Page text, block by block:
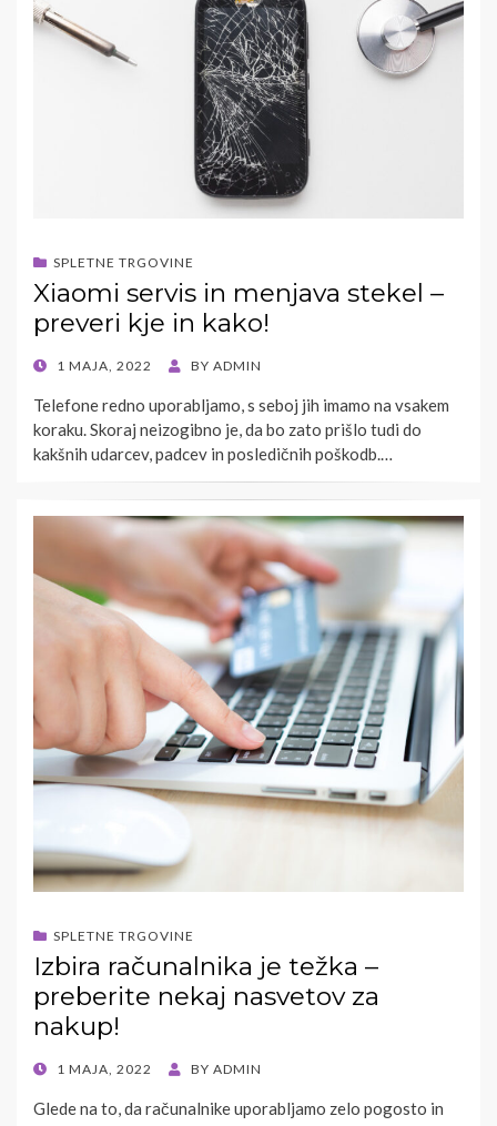
SPLETNE TRGOVINE
Xiaomi servis in menjava stekel –
preveri kje in kako!
POSTED
1 MAJA, 2022 BY ADMIN
Telefone redno uporabljamo, s seboj jih imamo na vsakem
koraku. Skoraj neizogibno je, da bo zato prišlo tudi do
kakšnih udarcev, padcev in posledičnih poškodb.…
SPLETNE TRGOVINE
Izbira računalnika je težka –
preberite nekaj nasvetov za
nakup!
POSTED
1 MAJA, 2022 BY ADMIN
Glede na to, da računalnike uporabljamo zelo pogosto in